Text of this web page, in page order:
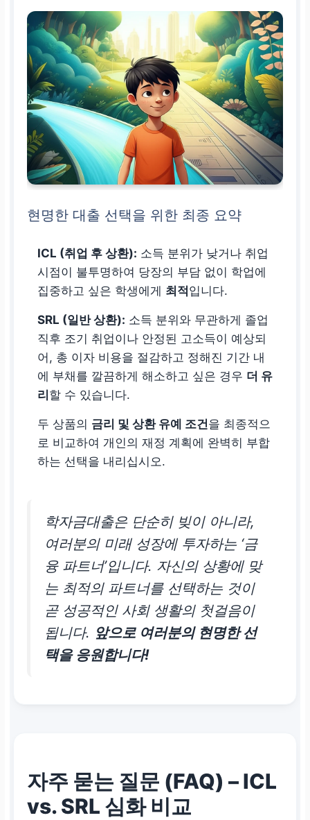
현명한 대출 선택을 위한 최종 요약
ICL (취업 후 상환): 소득 분위가 낮거나 취업
시점이 불투명하여 당장의 부담 없이 학업에
집중하고 싶은 학생에게 최적 입니다.
SRL (일반 상환): 소득 분위와 무관하게 졸업
직후 조기 취업이나 안정된 고소득이 예상되
어, 총 이자 비용을 절감하고 정해진 기간 내
에 부채를 깔끔하게 해소하고 싶은 경우 더 유
리 할 수 있습니다.
두 상품의 금리 및 상환 유예 조건을 최종적으
로 비교하여 개인의 재정 계획에 완벽히 부합
하는 선택을 내리십시오.
학자금대출은 단순히 빚이 아니라,
여러분의 미래 성장에 투자하는 ‘금
융 파트너’입니다. 자신의 상황에 맞
는 최적의 파트너를 선택하는 것이
곧 성공적인 사회 생활의 첫걸음이
됩니다. 앞으로 여러분의 현명한 선
택을 응원합니다!
자주 묻는 질문 (FAQ) – ICL
vs. SRL 심화 비교